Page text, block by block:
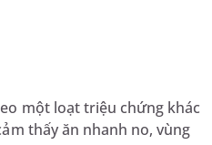
một loạt triệu chứng khác
thấy ăn nhanh no, vùng